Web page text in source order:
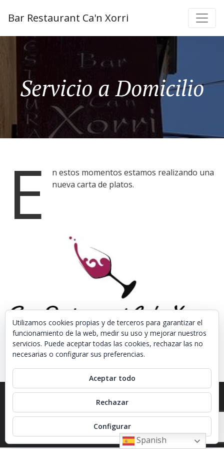
Bar Restaurant Ca'n Xorri
Servicio a Domicilio
E
n estos momentos estamos realizando una
nueva carta de platos.
Spanish
Utilizamos cookies propias y de terceros para garantizar el
funcionamiento de la web, medir su uso y mejorar nuestros
servicios. Puede aceptar todas las cookies, rechazar las no
necesarias o configurar sus preferencias.
Aceptar todo
Rechazar
Configurar